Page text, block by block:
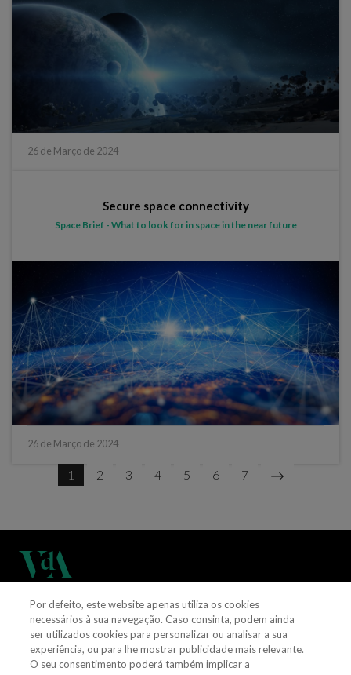
26 de Março de 2024
Secure space connectivity
Space Brief - What to look for in space in the near future
26 de Março de 2024
1 2 3 4 5 6 7
(+351) 21 311 3400
vieiradealmeida@vda.pt
Por defeito, este website apenas utiliza os cookies
necessários à sua navegação. Caso consinta, podem ainda
ser utilizados cookies para personalizar ou analisar a sua
experiência, ou para lhe mostrar publicidade mais relevante.
O seu consentimento poderá também implicar a